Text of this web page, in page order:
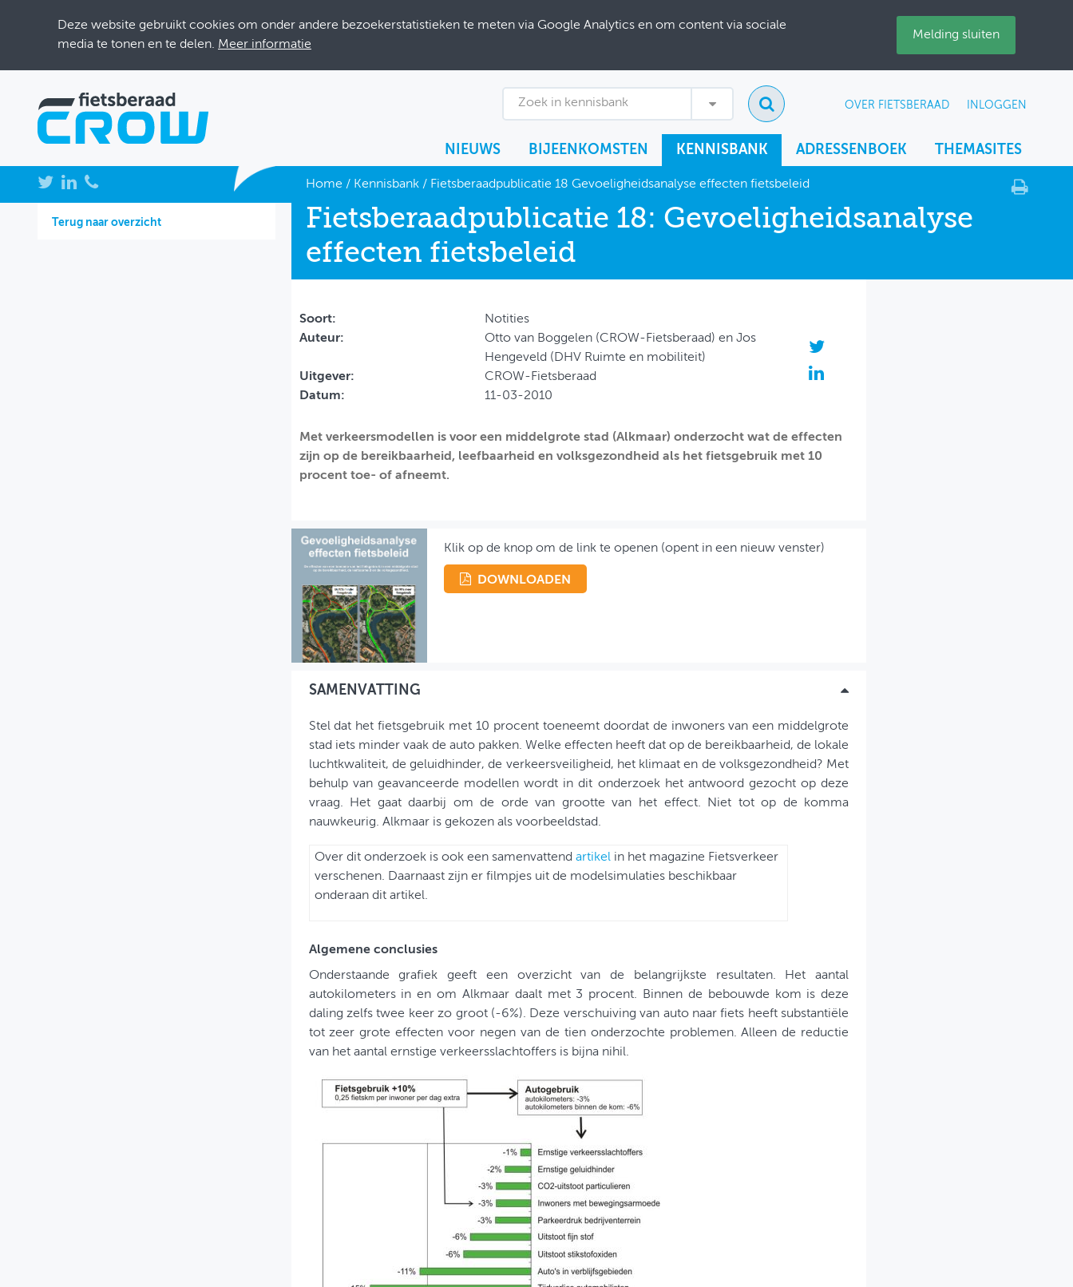
Deze website gebruikt cookies om onder andere bezoekerstatistieken te meten via Google Analytics en om content via sociale
media te tonen en te delen. Meer informatie
Melding sluiten
Zoek in kennisbank OVER FIETSBERAAD INLOGGEN
NIEUWS BIJEENKOMSTEN KENNISBANK ADRESSENBOEK THEMASITES
NIEUWS
BIJEENKOMSTEN
Home / Kennisbank/ Fietsberaadpublicatie 18 Gevoeligheidsanalyse effecten fietsbeleid
Terug naar overzicht
Fietsberaadpublicatie 18: Gevoeligheidsanalyse
effecten fietsbeleid
Soort:
Notities
Auteur:
Otto van Boggelen (CROW-Fietsberaad) en Jos
Hengeveld (DHV Ruimte en mobiliteit)
Uitgever:
CROW-Fietsberaad
Datum:
11-03-2010
Met verkeersmodellen is voor een middelgrote stad (Alkmaar) onderzocht wat de effecten
zijn op de bereikbaarheid, leefbaarheid en volksgezondheid als het fietsgebruik met 10
procent toe- of afneemt.
Klik op de knop om de link te openen (opent in een nieuw venster)
DOWNLOADEN
SAMENVATTING
Stel dat het fietsgebruik met 10 procent toeneemt doordat de inwoners van een middelgrote
stad iets minder vaak de auto pakken. Welke effecten heeft dat op de bereikbaarheid, de lokale
luchtkwaliteit, de geluidhinder, de verkeersveiligheid, het klimaat en de volksgezondheid? Met
behulp van geavanceerde modellen wordt in dit onderzoek het antwoord gezocht op deze
vraag. Het gaat daarbij om de orde van grootte van het effect. Niet tot op de komma
nauwkeurig. Alkmaar is gekozen als voorbeeldstad.
Over dit onderzoek is ook een samenvattend artikelin het magazine Fietsverkeer
verschenen. Daarnaast zijn er filmpjes uit de modelsimulaties beschikbaar
onderaan dit artikel.
Algemene conclusies
Onderstaande grafiek geeft een overzicht van de belangrijkste resultaten. Het aantal
autokilometers in en om Alkmaar daalt met 3 procent. Binnen de bebouwde kom is deze
daling zelfs twee keer zo groot (-6%). Deze verschuiving van auto naar fiets heeft substantiële
tot zeer grote effecten voor negen van de tien onderzochte problemen. Alleen de reductie
van het aantal ernstige verkeersslachtoffers is bijna nihil.